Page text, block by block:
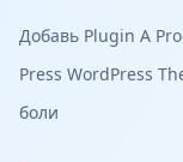
Добавь Plugin A
Press WordPress
боли